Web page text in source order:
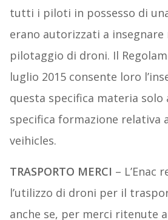
tutti i piloti in possesso di
erano autorizzati a insegnare
pilotaggio di droni. Il
luglio 2015 consente loro
questa specifica materia solo
specifica formazione relativa
veihicles.
TRASPORTO MERCI – L’Enac
l’utilizzo di droni per il
anche se, per merci ritenute